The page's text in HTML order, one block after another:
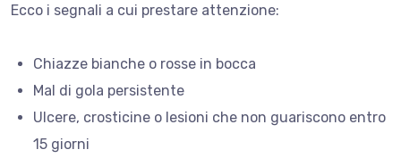
Ecco i segnali a cui prestare attenzione:
Chiazze bianche o rosse in bocca
Mal di gola persistente
Ulcere, crosticine o lesioni che non guariscono entro
15 giorni